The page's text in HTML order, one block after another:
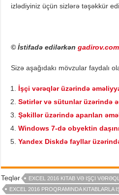
izlədiyiniz üçün sizlərə təşəkkür
© İstifadə edilərkəngadirov.com
Sizə aşağıdakı mövzular faydalı
İşçi vərəqlər üzərində
Sətirlər və sütunlar üzərində
Şəkillər üzərində aparılan
Windows 7-də obyektin
Yandex Diskdə fayllar
Teqlər
EXCEL 2016 KITAB VƏ IŞÇI
EXCEL 2016 PROQRAMINDA KITABLARLA